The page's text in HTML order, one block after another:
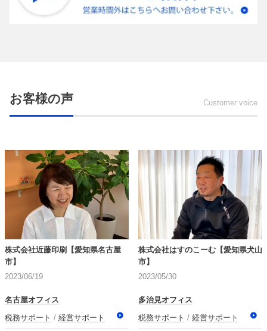
お客様の声 Customer voice
株式会社近藤印刷【愛知県名古屋
市】
2023/06/19
名古屋オフィス
税務サポート
経営サポート
株式会社はすのこーむ【愛知県犬山
市】
2023/05/30
多治見オフィス
税務サポート
経営サポート